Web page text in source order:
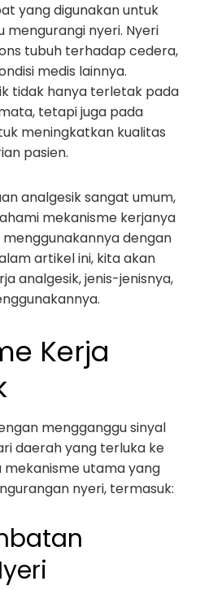
yang digunakan untuk
mengurangi nyeri. Nyeri
tubuh terhadap cedera,
medis lainnya.
tidak hanya terletak pada
tetapi juga pada
meningkatkan kualitas
pasien.
analgesik sangat umum,
mekanisme kerjanya
dengan
artikel ini, kita akan
analgesik, jenis-jenisnya,
Kerja
mengganggu sinyal
daerah yang terluka ke
utama yang
nyeri, termasuk: